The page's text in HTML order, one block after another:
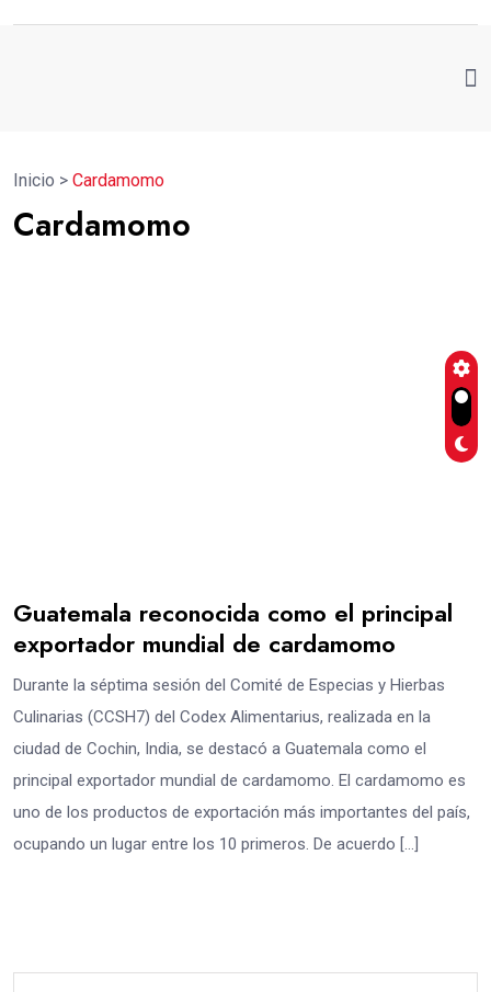
Inicio > Cardamomo
Cardamomo
Guatemala reconocida como el principal
exportador mundial de cardamomo
Durante la séptima sesión del Comité de Especias y Hierbas
Culinarias (CCSH7) del Codex Alimentarius, realizada en la
ciudad de Cochin, India, se destacó a Guatemala como el
principal exportador mundial de cardamomo. El cardamomo es
uno de los productos de exportación más importantes del país,
ocupando un lugar entre los 10 primeros. De acuerdo […]